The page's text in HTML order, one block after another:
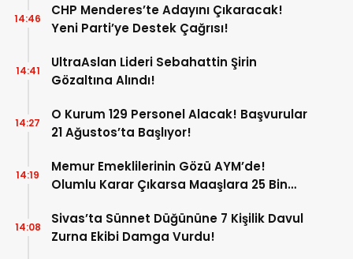
CHP Menderes’te Adayını Çıkaracak!
Yeni Parti’ye Destek Çağrısı!
14:46
UltraAslan Lideri Sebahattin Şirin
Gözaltına Alındı!
14:41
O Kurum 129 Personel Alacak! Başvurular
21 Ağustos’ta Başlıyor!
14:27
Memur Emeklilerinin Gözü AYM’de!
Olumlu Karar Çıkarsa Maaşlara 25 Bin
14:19
Sivas’ta Sünnet Düğününe 7 Kişilik Davul
Zurna Ekibi Damga Vurdu!
14:08